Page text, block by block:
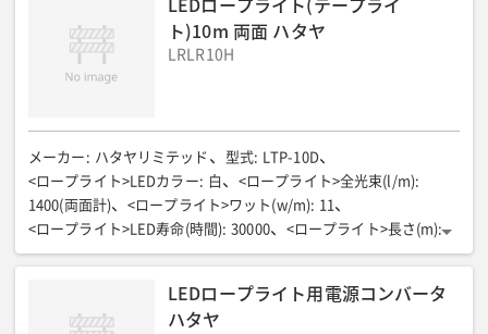
ト)10m 両面 ハタヤ
LRLR10H
メーカー : ハタヤリミテッド 型式: LTP-10D
<ロープライト>LEDカラー: 白 <ロープライト>全光束(l/m):
1400(両面計)
<ロープライト>ワット(w/m): 11
<ロープライト>LED寿命(時間): 30000 <ロープライト>長さ(m):
10
<ロープライト>最大接続長さ(m): 50
LEDロープライト用電源コンバータ
ハタヤ